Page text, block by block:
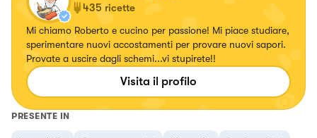
435 ricette
Mi chiamo Roberto e cucino per passione! Mi piace studiare,
sperimentare nuovi accostamenti per provare nuovi sapori.
Provate a uscire dagli schemi...vi stupirete!!
Visita il profilo
PRESENTE IN